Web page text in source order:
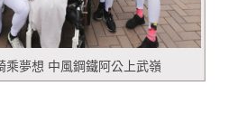
乘夢想 中風鋼鐵阿公上武嶺